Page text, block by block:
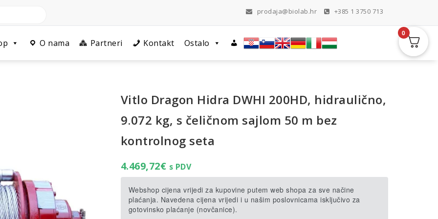
prodaja@biolab.hr +385 1 3750 713
O nama Partneri Kontakt Ostalo
Vitlo Dragon Hidra DWHI 200HD, hidraulično,
9.072 kg, s čeličnom sajlom 50 m bez
kontrolnog seta
4.469,72€ s PDV
Webshop cijena vrijedi za kupovine putem web shopa za sve načine
plaćanja. Navedena cijena vrijedi i u našim poslovnicama isključivo za
gotovinsko plaćanje (novčanice).
0